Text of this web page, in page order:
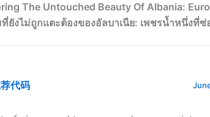
The Untouched Beauty Of Albania:
ยังไม่ถูกแตะต้องของอัลบาเนีย: เพชรน้ำหนึ่งที่ซ่
代码